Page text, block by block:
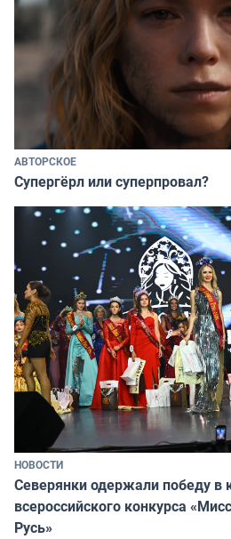
АВТОРСКОЕ
Супергёрл или суперпровал?
НОВОСТИ
Северянки одержали победу в
всероссийского конкурса
Русь»